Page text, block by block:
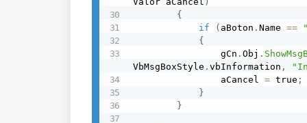
{
if
( aBoton .Name ==
{
                gCn
.Obj .
VbMsgBoxStyle .vbInformation ,
                aCancel
= true ;
}
}